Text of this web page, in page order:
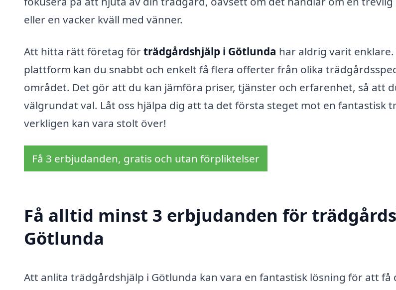
eller en vacker kväll med vänner.
Att hitta rätt företag förträdgårdshjälp i Götlunda har aldrig varit
plattform kan du snabbt och enkelt få flera offerter från olika
området. Det gör att du kan jämföra priser, tjänster och erfarenhet, så att
välgrundat val. Låt oss hjälpa dig att ta det första steget mot en fantastisk
verkligen kan vara stolt över!
Få 3 erbjudanden, gratis och utan förpliktelser
Få alltid minst 3 erbjudanden för
Götlunda
Att anlita trädgårdshjälp i Götlunda kan vara en fantastisk lösning för att